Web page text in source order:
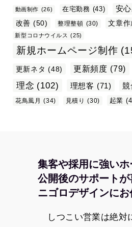
動画制作 (26) 在宅勤務 (43) 安
改善 (50) 整理整頓 (30) 文章作
新型コロナウイルス (25)
新規ホームページ制作
更新ネタ (48) 更新頻度 (79)
理念 (102) 理想客 (71) 競
花鳥風月 (34) 見積り (30) 起業
集客や採用に強い
公開後のサポート
ニゴロデザインに
しつこい営業は絶対